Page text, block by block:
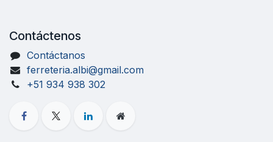
Contáctenos
Contáctanos
ferreteria.albi@gmail.com
+51 934 938 302